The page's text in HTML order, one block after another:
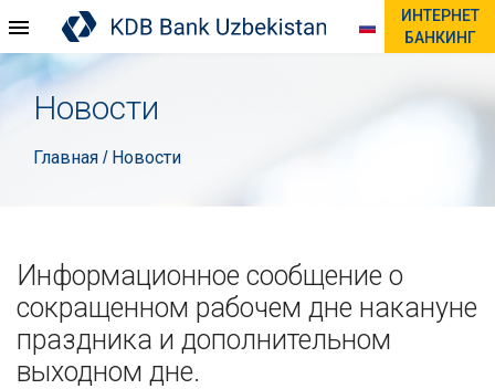
ИНТЕРНЕТ
БАНКИНГ
Новости
Главная / Новости
Информационное сообщение о
сокращенном рабочем дне накануне
праздника и дополнительном
выходном дне.